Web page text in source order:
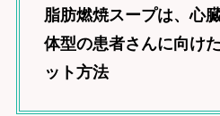
脂肪燃焼スープは、心
体型の患者さんに向け
ット方法